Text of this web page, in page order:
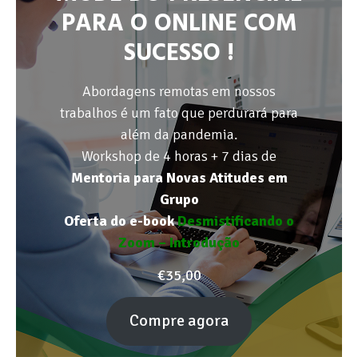
PARA O ONLINE COM
SUCESSO !
Abordagens remotas em nossos
trabalhos é um fato que perdurará para
além da pandemia.
Workshop de 4 horas + 7 dias de
Mentoria para Novas Atitudes em
Grupo
Oferta do e-bookDesmistificando o
Zoom – Introdução
€35,00
Compre agora